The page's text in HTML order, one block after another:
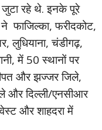
जुटा रहे थे. इनके पूरे
फाजिल्का, फरीदकोट,
लुधियाना, चंडीगढ़,
में 50 स्थानों पर
और झज्जर जिले,
और दिल्ली/एनसीआर
और शाहदरा में